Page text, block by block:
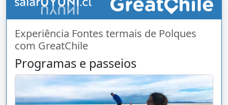
Experiência Fontes termais de Polques
com GreatChile
Programas e passeios